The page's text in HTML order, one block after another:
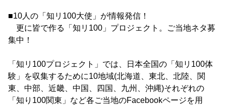
■10人の「知リ100大使」が情報発信！
更に皆で作る「知リ100」プロジェクト。ご当地ネタ募
集中！
「知リ100プロジェクト」では、日本全国の「知リ100体
験」を収集するために10地域(北海道、東北、北陸、関
東、中部、近畿、中国、四国、九州、沖縄)それぞれの
「知り100関東」など各ご当地のFacebookページを用